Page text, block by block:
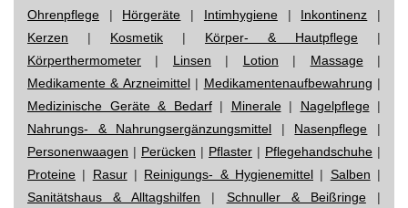
Ohrenpflege | Hörgeräte | Intimhygiene| Inkontinenz |
Kerzen | Kosmetik | Körper- & Hautpflege |
Körperthermometer | Linsen | Lotion | Massage|
Medikamente & Arzneimittel| Medikamentenaufbewahrung |
Medizinische Geräte & Bedarf| Minerale| Nagelpflege|
Nahrungs- & Nahrungsergänzungsmittel | Nasenpflege |
Personenwaagen | Perücken | Pflaster | Pflegehandschuhe |
Proteine | Rasur| Reinigungs- & Hygienemittel | Salben |
Sanitätshaus & Alltagshilfen | Schnuller & Beißringe|